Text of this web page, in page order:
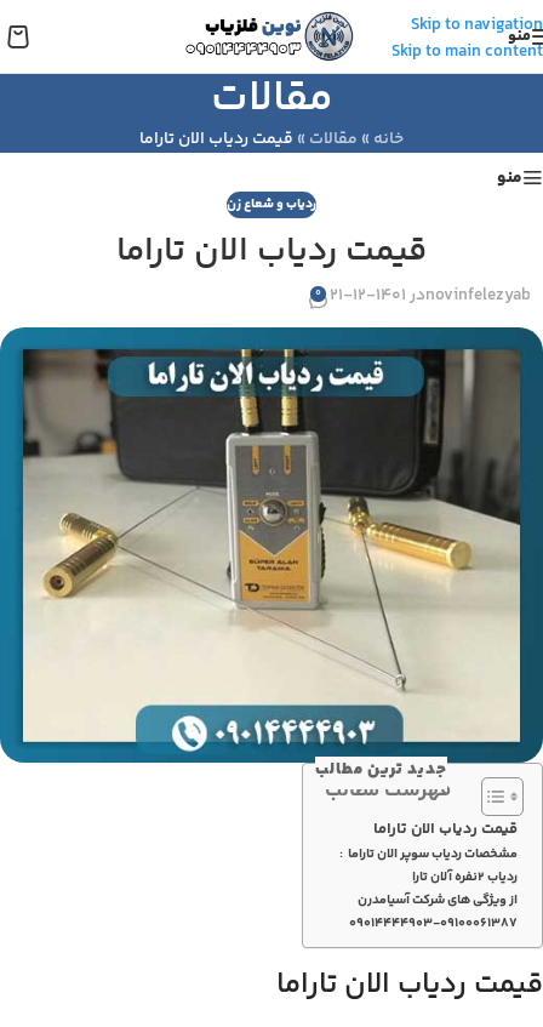
Skip to navigation
Skip to main content
منو
مقالات
خانه » مقالات » قیمت ردیاب الان تاراما
منو
ردیاب و شعاع زن
قیمت ردیاب الان تاراما
novinfelezyabدر 1401-12-21 0
جدید ترین مطالب
فهرست مطالب
قیمت ردیاب الان تاراما
مشخصات ردیاب سوپر الان تاراما :
ردیاب ۲نفره آلان تارا
از ویژگی های شرکت آسیامدرن
۰۹۰۱۴۴۴۴۹۰۳-۰۹۱۰۰۰۶۱۳۸۷
قیمت ردیاب الان تاراما